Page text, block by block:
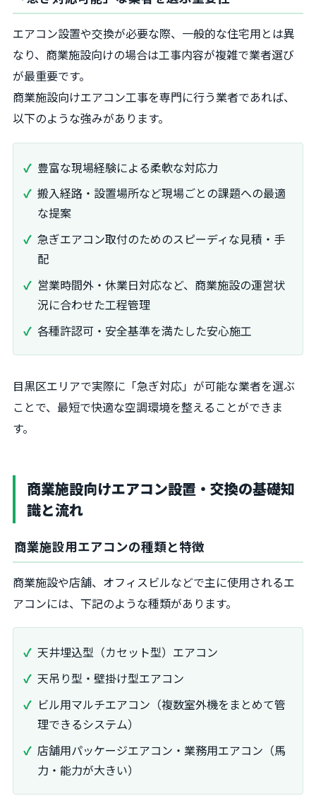
エアコン設置や交換が必要な際、一般的な住宅用とは異
なり、商業施設向けの場合は工事内容が複雑で業者選び
が最重要です。
商業施設向けエアコン工事を専門に行う業者であれば、
以下のような強みがあります。
豊富な現場経験による柔軟な対応力
搬入経路・設置場所など現場ごとの課題への最適
な提案
急ぎエアコン取付のためのスピーディな見積・手
配
営業時間外・休業日対応など、商業施設の運営状
況に合わせた工程管理
各種許認可・安全基準を満たした安心施工
目黒区エリアで実際に「急ぎ対応」が可能な業者を選ぶ
ことで、最短で快適な空調環境を整えることができま
す。
商業施設向けエアコン設置・交換の基礎知
識と流れ
商業施設用エアコンの種類と特徴
商業施設や店舗、オフィスビルなどで主に使用されるエ
アコンには、下記のような種類があります。
天井埋込型（カセット型）エアコン
天吊り型・壁掛け型エアコン
ビル用マルチエアコン（複数室外機をまとめて管
理できるシステム）
店舗用パッケージエアコン・業務用エアコン（馬
力・能力が大きい）